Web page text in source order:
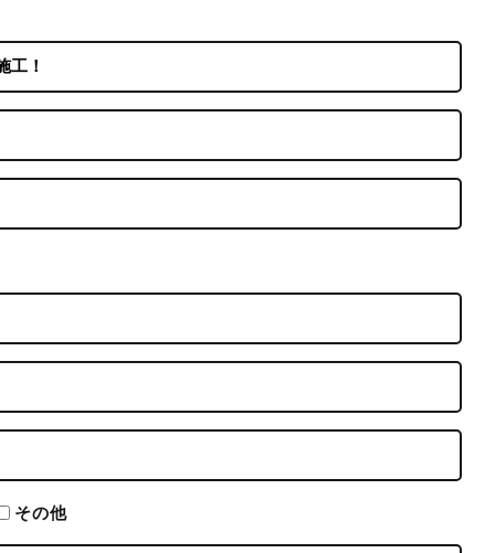
その他